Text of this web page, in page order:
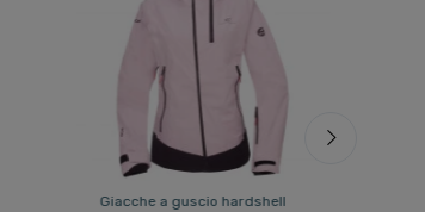
Giacche a guscio hardshell